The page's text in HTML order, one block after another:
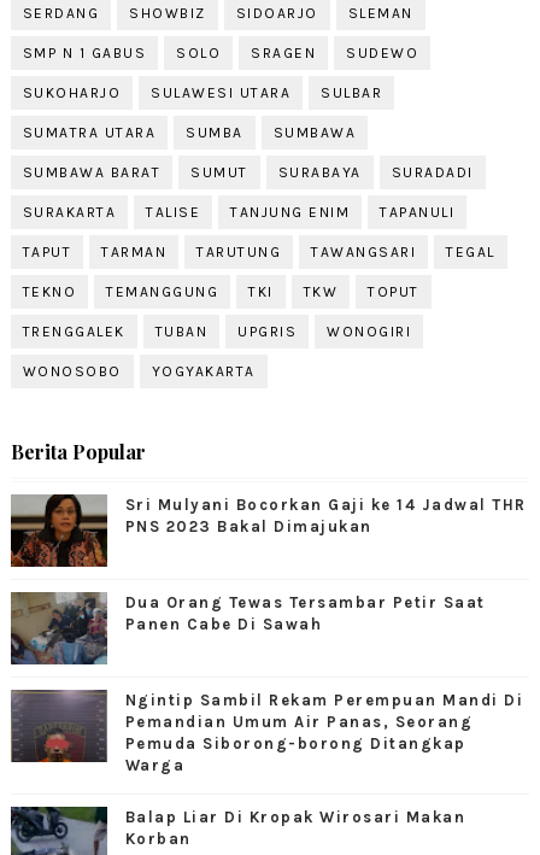
SERDANG SHOWBIZ SIDOARJO SLEMAN
SMP N 1 GABUS SOLO SRAGEN SUDEWO
SUKOHARJO SULAWESI UTARA SULBAR
SUMATRA UTARA SUMBA SUMBAWA
SUMBAWA BARAT SUMUT SURABAYA SURADADI
SURAKARTA TALISE TANJUNG ENIM TAPANULI
TAPUT TARMAN TARUTUNG TAWANGSARI TEGAL
TEKNO TEMANGGUNG TKI TKW TOPUT
TRENGGALEK TUBAN UPGRIS WONOGIRI
WONOSOBO YOGYAKARTA
Berita Popular
Sri Mulyani Bocorkan Gaji ke 14 Jadwal THR
PNS 2023 Bakal Dimajukan
Dua Orang Tewas Tersambar Petir Saat
Panen Cabe Di Sawah
Ngintip Sambil Rekam Perempuan Mandi Di
Pemandian Umum Air Panas, Seorang
Pemuda Siborong-borong Ditangkap
Warga
Balap Liar Di Kropak Wirosari Makan
Korban